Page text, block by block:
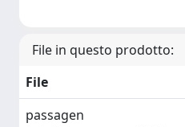
File in questo prodotto:
File
passagen